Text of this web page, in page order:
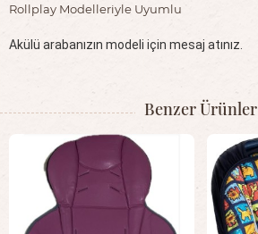
Rollplay Modelleriyle Uyumlu
Akülü arabanızın modeli için mesaj atınız.
Benzer Ürünler